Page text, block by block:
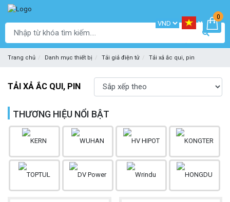
0
Trang chủ Danh mục thiết bị Tải giả điện tử Tải xả ắc qui, pin
TẢI XẢ ẮC QUI, PIN
THƯƠNG HIỆU NỔI BẬT